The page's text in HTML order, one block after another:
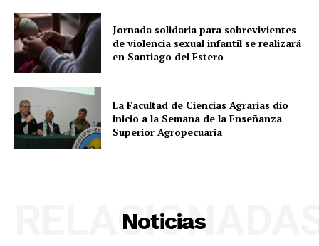
Jornada solidaria para sobrevivientes
de violencia sexual infantil se realizará
en Santiago del Estero
La Facultad de Ciencias Agrarias dio
inicio a la Semana de la Enseñanza
Superior Agropecuaria
Noticias